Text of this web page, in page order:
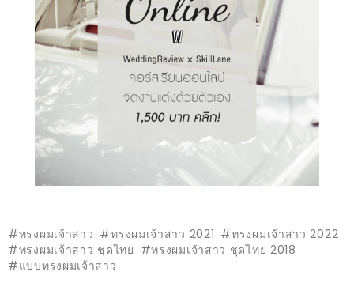
ทรงผมเจ้าสาว ทรงผมเจ้าสาว 2021
ทรงผมเจ้าสาว 2022
ทรงผมเจ้าสาว ชุดไทย
ทรงผมเจ้าสาว ชุดไทย 2018
แบบทรงผมเจ้าสาว